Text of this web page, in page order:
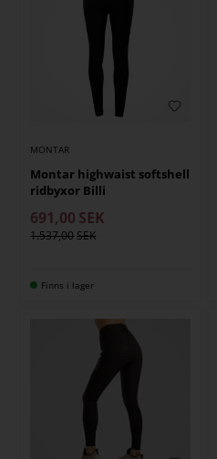
MONTAR
Montar highwaist softshell
ridbyxor Billi
691,00 SEK
1.537,00
Finns i lager